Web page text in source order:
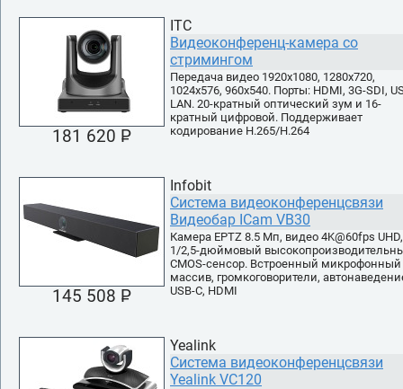
181 620 PУБ.
ITC
Видеоконференц-камера со
стримингом
Передача видео 1920x1080, 1280x720,
1024x576, 960x540. Порты: HDMI, 3G-SDI,
LAN. 20-кратный оптический зум и 16-
кратный цифровой. Поддерживает
кодирование H.265/H.264
145 508 PУБ.
Infobit
Система видеоконференцсвязи
Видеобар ICam VB30
Камера EPTZ 8.5 Мп, видео 4K@60fps UHD,
1/2,5-дюймовый
CMOS-сенсор. Встроенный микрофонный
массив, громкоговорители,
USB-С, HDMI
Yealink
Система видеоконференцсвязи
Yealink VC120